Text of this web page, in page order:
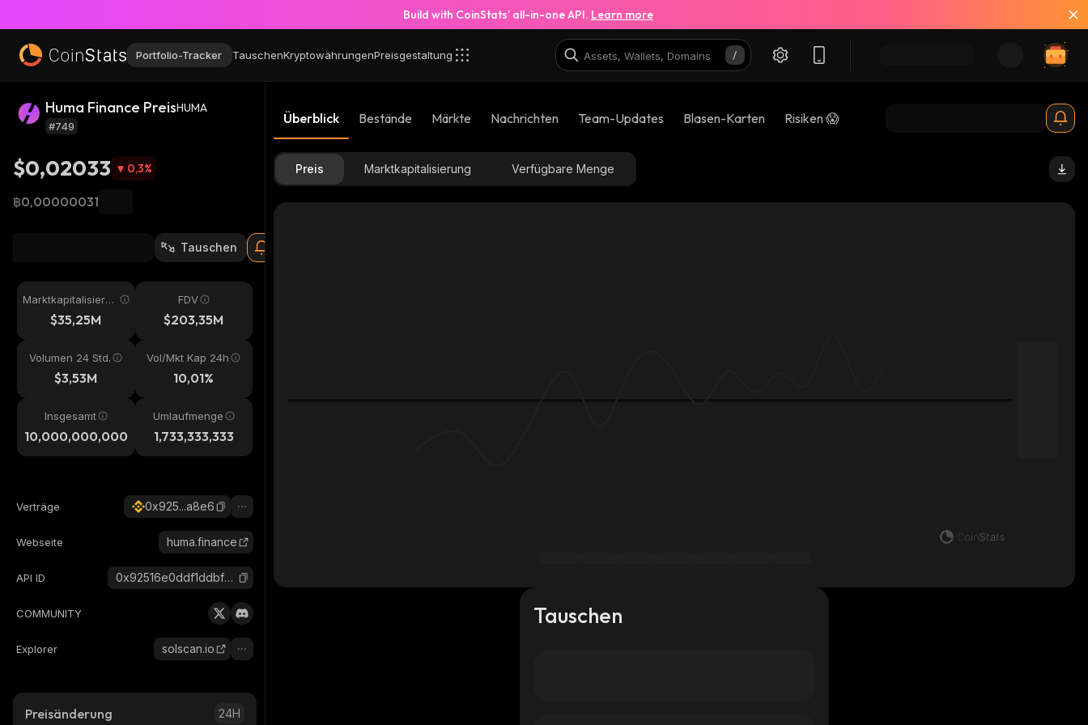
Build with CoinStats’ all-in-one API. Learn more
Portfolio-Tracker TauschenKryptowährungenPreisgestaltung
Huma Finance PreisHUMA
#749
$0,02033 0,3%
฿0,00000031
Tauschen
Marktkapitalisieru
$35,25M
FDV
$203,35M
Volumen 24 Std.
$3,53M
Vol/Mkt Kap 24h
10,01%
Insgesamt
10,000,000,000
Umlaufmenge
1,733,333,333
Verträge 0x925...a8e6
Webseite huma.finance
API ID 0x92516e0ddf1ddbf7fab1b79cac26689fdc5ba8e6_binance_smart
COMMUNITY
Explorer solscan.io
Preisänderung 24H
Überblick Bestände Märkte Nachrichten Team-Updates Blasen-Karten Risiken 😱
Preis Marktkapitalisierung Verfügbare Menge
Tauschen